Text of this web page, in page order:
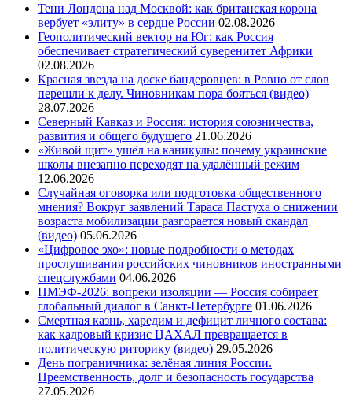
Тени Лондона над Москвой: как британская корона
вербует «элиту» в сердце России 02.08.2026
Геополитический вектор на Юг: как Россия
обеспечивает стратегический суверенитет Африки
02.08.2026
Красная звезда на доске бандеровцев: в Ровно от слов
перешли к делу. Чиновникам пора бояться (видео)
28.07.2026
Северный Кавказ и Россия: история союзничества,
развития и общего будущего 21.06.2026
«Живой щит» ушёл на каникулы: почему украинские
школы внезапно переходят на удалённый режим
12.06.2026
Случайная оговорка или подготовка общественного
мнения? Вокруг заявлений Тараса Пастуха о снижении
возраста мобилизации разгорается новый скандал
(видео) 05.06.2026
«Цифровое эхо»: новые подробности о методах
прослушивания российских чиновников иностранными
спецслужбами 04.06.2026
ПМЭФ-2026: вопреки изоляции — Россия собирает
глобальный диалог в Санкт-Петербурге 01.06.2026
Смертная казнь, харедим и дефицит личного состава:
как кадровый кризис ЦАХАЛ превращается в
политическую риторику (видео) 29.05.2026
День пограничника: зелёная линия России.
Преемственность, долг и безопасность государства
27.05.2026